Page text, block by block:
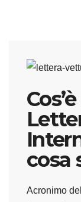
cosa
Acronimo